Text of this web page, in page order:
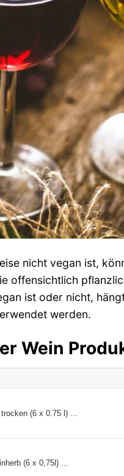
nicht vegan ist,
offensichtlich
ist oder nicht,
werden.
Wein
(6 x 0.75 l) ...
(6 x 0,75l) ...